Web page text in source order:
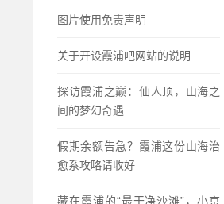
图片使用免责声明
关于开设霞浦吧网站的说明
探访霞浦之巅：仙人顶，山海之
间的梦幻奇遇
假期余额告急？霞浦这份山海治
愈系攻略请收好
藏在霞浦的“最干净沙滩”，小京